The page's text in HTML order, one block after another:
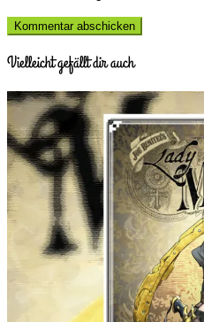
Vielleicht gefällt dir auch